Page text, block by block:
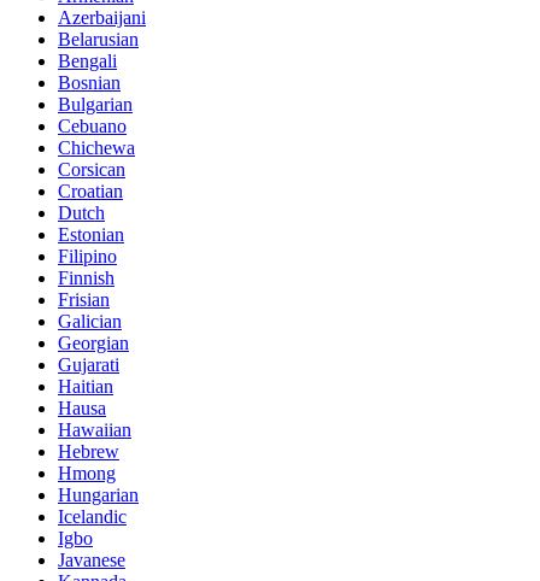
Azerbaijani
Belarusian
Bengali
Bosnian
Bulgarian
Cebuano
Chichewa
Corsican
Croatian
Dutch
Estonian
Filipino
Finnish
Frisian
Galician
Georgian
Gujarati
Haitian
Hausa
Hawaiian
Hebrew
Hmong
Hungarian
Icelandic
Igbo
Javanese